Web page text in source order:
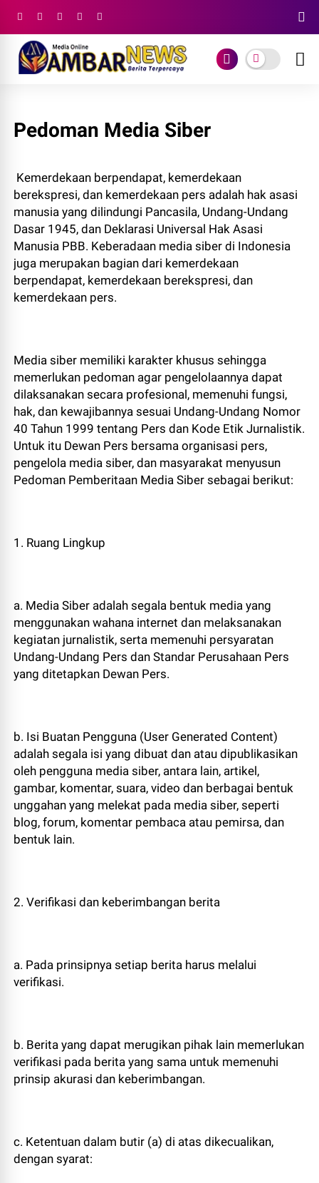
Pedoman Media Siber
Kemerdekaan berpendapat, kemerdekaan
berekspresi, dan kemerdekaan pers adalah hak asasi
manusia yang dilindungi Pancasila, Undang-Undang
Dasar 1945, dan Deklarasi Universal Hak Asasi
Manusia PBB. Keberadaan media siber di Indonesia
juga merupakan bagian dari kemerdekaan
berpendapat, kemerdekaan berekspresi, dan
kemerdekaan pers.
Media siber memiliki karakter khusus sehingga
memerlukan pedoman agar pengelolaannya dapat
dilaksanakan secara profesional, memenuhi fungsi,
hak, dan kewajibannya sesuai Undang-Undang Nomor
40 Tahun 1999 tentang Pers dan Kode Etik Jurnalistik.
Untuk itu Dewan Pers bersama organisasi pers,
pengelola media siber, dan masyarakat menyusun
Pedoman Pemberitaan Media Siber sebagai berikut:
1. Ruang Lingkup
a. Media Siber adalah segala bentuk media yang
menggunakan wahana internet dan melaksanakan
kegiatan jurnalistik, serta memenuhi persyaratan
Undang-Undang Pers dan Standar Perusahaan Pers
yang ditetapkan Dewan Pers.
b. Isi Buatan Pengguna (User Generated Content)
adalah segala isi yang dibuat dan atau dipublikasikan
oleh pengguna media siber, antara lain, artikel,
gambar, komentar, suara, video dan berbagai bentuk
unggahan yang melekat pada media siber, seperti
blog, forum, komentar pembaca atau pemirsa, dan
bentuk lain.
2. Verifikasi dan keberimbangan berita
a. Pada prinsipnya setiap berita harus melalui
verifikasi.
b. Berita yang dapat merugikan pihak lain memerlukan
verifikasi pada berita yang sama untuk memenuhi
prinsip akurasi dan keberimbangan.
c. Ketentuan dalam butir (a) di atas dikecualikan,
dengan syarat: